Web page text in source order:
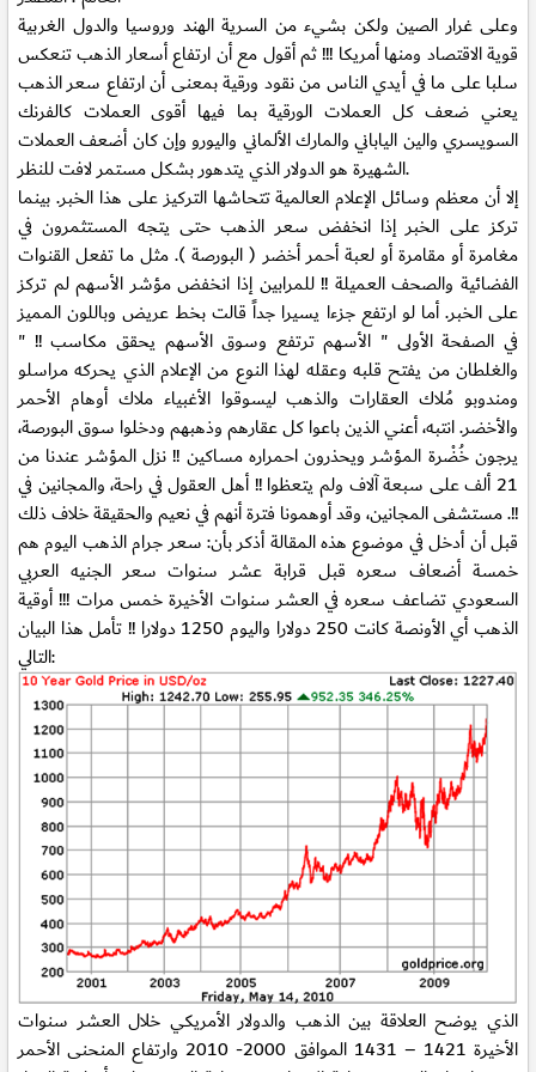
وعلى غرار الصين ولكن بشيء من السرية الهند وروسيا والدول الغربية
قوية الاقتصاد ومنها أمريكا !!! ثم أقول مع أن ارتفاع أسعار الذهب تنعكس
سلبا على ما في أيدي الناس من نقود ورقية بمعنى أن ارتفاع سعر الذهب
يعني ضعف كل العملات الورقية بما فيها أقوى العملات كالفرنك
السويسري والين الياباني والمارك الألماني واليورو وإن كان أضعف العملات
الشهيرة هو الدولار الذي يتدهور بشكل مستمر لافت للنظر.
إلا أن معظم وسائل الإعلام العالمية تتحاشها التركيز على هذا الخبر. بينما
تركز على الخبر إذا انخفض سعر الذهب حتى يتجه المستثمرون في
مغامرة أو مقامرة أو لعبة أحمر أخضر ( البورصة ). مثل ما تفعل القنوات
الفضائية والصحف العميلة !! للمرابين إذا انخفض مؤشر الأسهم لم تركز
على الخبر. أما لو ارتفع جزءا يسيرا جداً قالت بخط عريض وباللون المميز
في الصفحة الأولى " الأسهم ترتفع وسوق الأسهم يحقق مكاسب !! "
والغلطان من يفتح قلبه وعقله لهذا النوع من الإعلام الذي يحركه مراسلو
ومندوبو مُلاك العقارات والذهب ليسوقوا الأغبياء ملاك أوهام الأحمر
والأخضر. انتبه، أعني الذين باعوا كل عقارهم وذهبهم ودخلوا سوق البورصة،
يرجون خُضْرة المؤشر ويحذرون احمراره مساكين !! نزل المؤشر عندنا من
21 ألف على سبعة آلاف ولم يتعظوا !! أهل العقول في راحة، والمجانين في
مستشفى المجانين، وقد أوهمونا فترة أنهم في نعيم والحقيقة خلاف ذلك .!!
قبل أن أدخل في موضوع هذه المقالة أذكر بأن: سعر جرام الذهب اليوم هم
خمسة أضعاف سعره قبل قرابة عشر سنوات سعر الجنيه العربي
السعودي تضاعف سعره في العشر سنوات الأخيرة خمس مرات !!! أوقية
الذهب أي الأونصة كانت 250 دولارا واليوم 1250 دولارا !! تأمل هذا البيان
التالي:
الذي يوضح العلاقة بين الذهب والدولار الأمريكي خلال العشر سنوات
الأخيرة 1421 – 1431 الموافق 2000- 2010 وارتفاع المنحنى الأحمر